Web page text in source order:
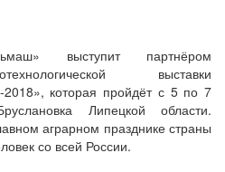
выступит партнёром
выставки
2018», которая пройдёт с 5 по 7
Липецкой области.
аграрном празднике страны
со всей России.